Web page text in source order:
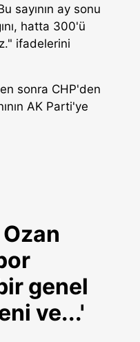
sayının ay sonu
hatta 300'ü
ifadelerini
sonra CHP'den
AK Parti'ye
genel
ve...'